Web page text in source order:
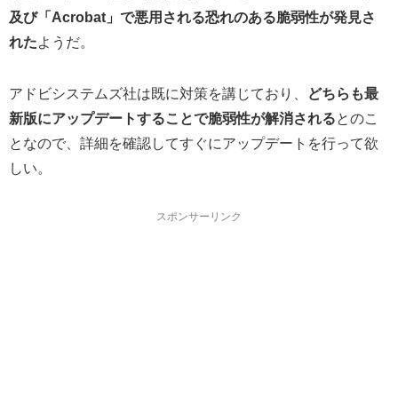
及び「Acrobat」で悪用される恐れのある脆弱性が発見さ
れたようだ。
アドビシステムズ社は既に対策を講じており、
どちらも最
新版にアップデートすることで脆弱性が解消されるとのこ
となので、詳細を確認してすぐにアップデートを行って欲
しい。
スポンサーリンク